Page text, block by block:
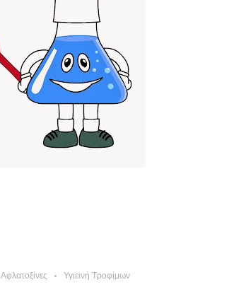
Αφλατοξίνες Υγιεινή Τροφίμων